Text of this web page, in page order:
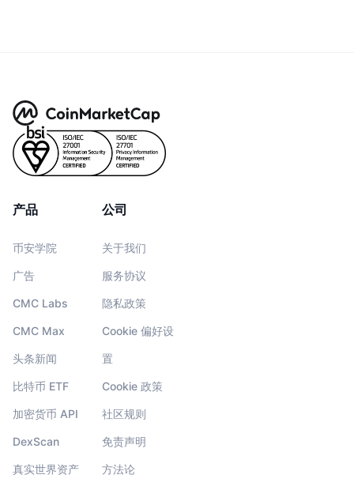
产品
币安学院
广告
CMC Labs
CMC Max
头条新闻
比特币 ETF
加密货币 API
DexScan
真实世界资产
公司
关于我们
服务协议
隐私政策
Cookie 偏好设
置
Cookie 政策
社区规则
免责声明
方法论